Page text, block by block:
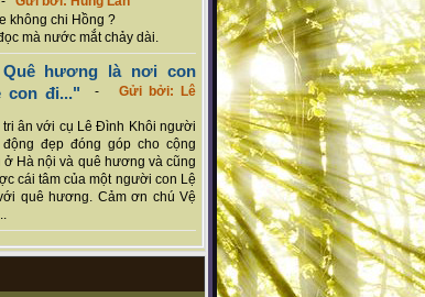
không chi Hồng ?
mà nước mắt chảy dài.
hương là nơi con
con đi..." - Gửi bởi: Lê
tri ân với cụ Lê Đình Khôi người
đẹp đóng góp cho cộng
Hà nội và quê hương và cũng
cái tâm của một người con Lệ
quê hương. Cảm ơn chú Vệ